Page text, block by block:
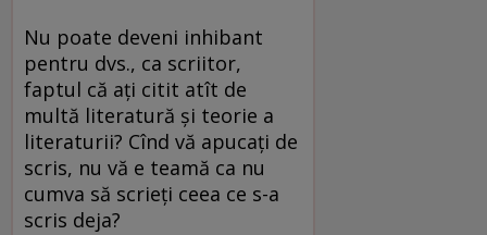
Nu poate deveni inhibant
pentru dvs., ca scriitor,
faptul că aţi citit atît de
multă literatură şi teorie a
literaturii? Cînd vă apucaţi de
scris, nu vă e teamă ca nu
cumva să scrieţi ceea ce s-a
scris deja?